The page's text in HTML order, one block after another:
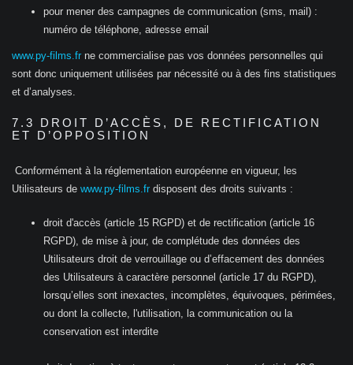
pour mener des campagnes de communication (sms, mail) :
numéro de téléphone, adresse email
www.py-films.fr ne commercialise pas vos données personnelles qui
sont donc uniquement utilisées par nécessité ou à des fins statistiques
et d’analyses.
7.3 DROIT D’ACCÈS, DE RECTIFICATION
ET D’OPPOSITION
Conformément à la réglementation européenne en vigueur, les
Utilisateurs de www.py-films.fr disposent des droits suivants :
droit d'accès (article 15 RGPD) et de rectification (article 16
RGPD), de mise à jour, de complétude des données des
Utilisateurs droit de verrouillage ou d’effacement des données
des Utilisateurs à caractère personnel (article 17 du RGPD),
lorsqu’elles sont inexactes, incomplètes, équivoques, périmées,
ou dont la collecte, l'utilisation, la communication ou la
conservation est interdite